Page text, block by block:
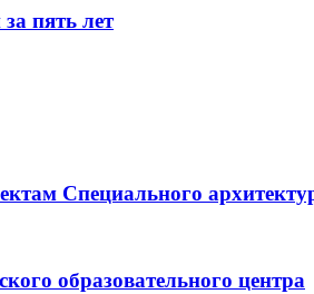
пять лет
Специального
образовательного центра